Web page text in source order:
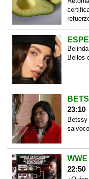
Bellos
23:10
Betssy
WWE
22:50